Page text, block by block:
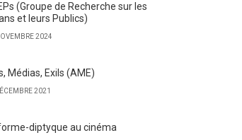
(Groupe de Recherche sur les
et leurs Publics)
2024
Médias, Exils (AME)
2021
forme-diptyque au cinéma